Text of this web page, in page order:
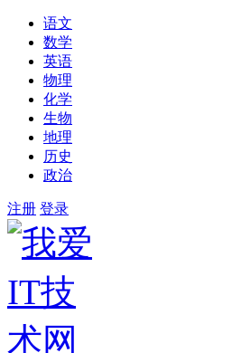
语文
数学
英语
物理
化学
生物
地理
历史
政治
注册 登录